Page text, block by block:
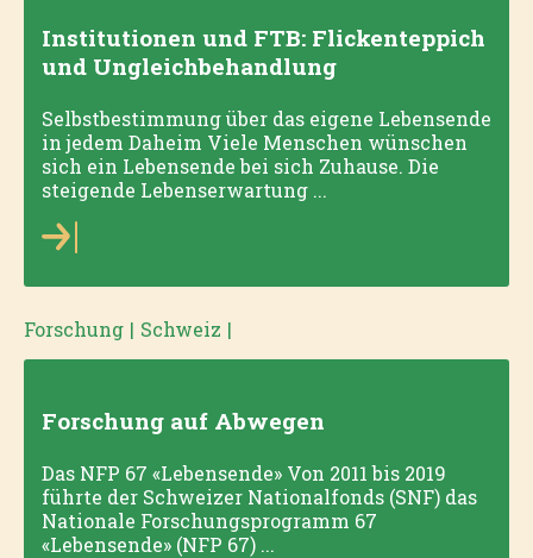
Institutionen und FTB: Flickenteppich
und Ungleichbehandlung
Selbstbestimmung über das eigene Lebensende
in jedem Daheim Viele Menschen wünschen
sich ein Lebensende bei sich Zuhause. Die
steigende Lebenserwartung ...
Forschung | Schweiz |
Forschung auf Abwegen
Das NFP 67 «Lebensende» Von 2011 bis 2019
führte der Schweizer Nationalfonds (SNF) das
Nationale Forschungsprogramm 67
«Lebensende» (NFP 67) ...